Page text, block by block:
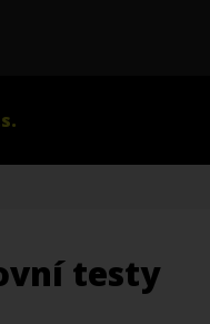
testy